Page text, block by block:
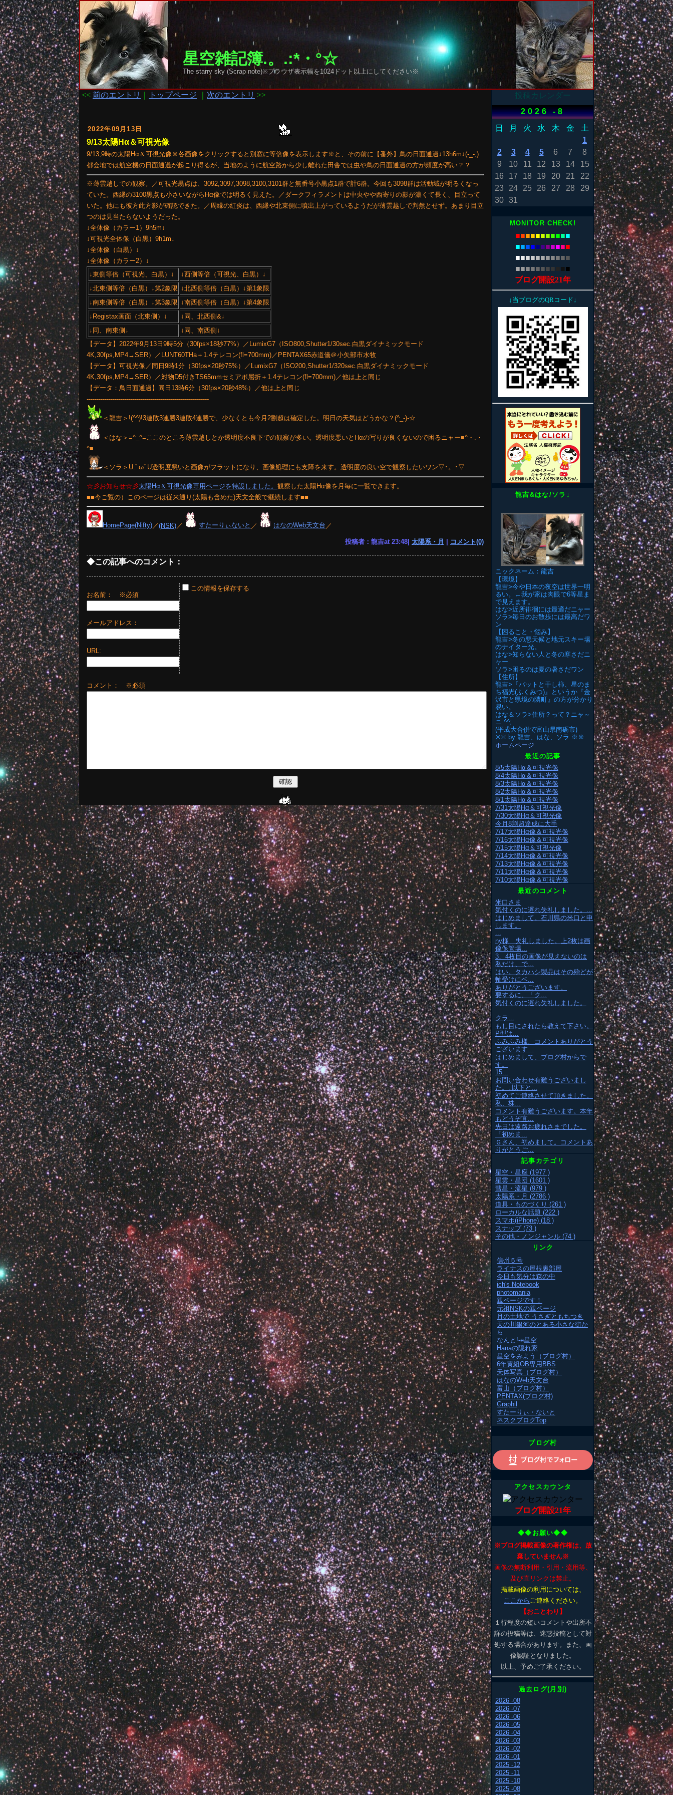
星空雑記簿.。.:*・°☆
The starry sky (Scrap note)※ブラウザ表示幅を1024ドット以上にしてください※
<< 前のエントリ トップページ 次のエントリ >>
2022年09月13日
9/13太陽Hα＆可視光像
9/13,9時の太陽Hα＆可視光像※各画像をクリックすると別窓に等倍像を表示します※と、その前に【番外】鳥の日面通過↓13h6m↓(-_-;)
都会地では航空機の日面通過が起こり得るが、当地のように航空路から少し離れた田舎では虫や鳥の日面通過の方が頻度が高い？？
※薄雲越しでの観察。／可視光黒点は、3092,3097,3098,3100,3101群と無番号小黒点1群で計6群。今回も3098群は活動域が明るくなっ
ていた。西縁の3100黒点も小さいながらHα像では明るく見えた。／ダークフィラメントは中央やや西寄りの影が濃くて長く、目立って
いた。他にも彼方此方影が確認できた。／周縁の紅炎は、西縁や北東側に噴出上がっているようだが薄雲越しで判然とせず。あまり目立
つのは見当たらないようだった。
↓全体像（カラー1）9h5m↓
↓可視光全体像（白黒）9h1m↓
↓全体像（白黒）↓
↓全体像（カラー2）↓
↓東側等倍（可視光、白黒）↓
↓西側等倍（可視光、白黒）↓
↓北東側等倍（白黒）↓第2象限 ↓北西側等倍（白黒）↓第1象限
↓南東側等倍（白黒）↓第3象限 ↓南西側等倍（白黒）↓第4象限
↓Registax画面（北東側）↓
↓同、北西側&↓
↓同、南東側↓
↓同、南西側↓
【データ】2022年9月13日9時5分（30fps×18秒77%）／LumixG7（ISO800,Shutter1/30sec.白黒ダイナミックモード
4K,30fps,MP4→SER）／LUNT60THa＋1.4テレコン(fl=700mm)／PENTAX65赤道儀＠小矢部市水牧
【データ】可視光像／同日9時1分（30fps×20秒75%）／LumixG7（ISO200,Shutter1/320sec.白黒ダイナミックモード
4K,30fps,MP4→SER）／対物D5付きTS65mmセミアポ屈折＋1.4テレコン(fl=700mm)／他は上と同じ
【データ：鳥日面通過】同日13時6分（30fps×20秒48%）／他は上と同じ
-------------------------------------------------------------
＜龍吉＞!(^^)!3連敗3連勝3連敗4連勝で、少なくとも今月2割超は確定した。明日の天気はどうかな？(^_-)-☆
＜はな＞=^_^=ここのところ薄雲越しとか透明度不良下での観察が多い。透明度悪いとHαの写りが良くないので困るニャー≡^・.・
^≡
＜ソラ＞U.ﾟωﾟU透明度悪いと画像がフラットになり、画像処理にも支障を来す。透明度の良い空で観察したいワン▽･。･▽
☆彡お知らせ☆彡太陽Hα＆可視光像専用ページを特設しました。 観察した太陽Hα像を月毎に一覧できます。
■■今ご覧の）このページは従来通り(太陽も含めた)天文全般で継続します■■
HomePage(Nifty) ／(NSK) ／ すたーりぃないと ／ はなのWeb天文台 ／
投稿者：龍吉at 23:48| 太陽系・月 コメント(0)
◆この記事へのコメント：
お名前： ※必須
メールアドレス：
URL:
この情報を保存する
コメント： ※必須
投稿カレンダー
2026 -8
日
月 火 水 木 金
土
1
2
3 4 5 6 7
8
9
10 11 12 13 14
15
16
17 18 19 20 21
22
23
24 25 26 27 28
29
30 31
MONITOR CHECK!
■■■■■■■■■■■
■■■■■■■■■■■
■■■■■■■■■■■
■■■■■■■■ ■■
ブログ開設21年
↓当ブログのQRコード↓
龍吉&はな/ソラ↓
ニックネーム：龍吉
【環境】
龍吉>今や日本の夜空は世界一明
るい。←我が家は肉眼で6等星ま
で見えます。
はな>近所徘徊には最適だニャー
ソラ>毎日のお散歩には最高だワ
ン
【困ること・悩み】
龍吉>冬の悪天候と地元スキー場
のナイター光。
はな>知らない人と冬の寒さだニ
ャー
ソラ>困るのは夏の暑さだワン
【住所】
龍吉>『バットと干し柿、星のま
ち福光(ふくみつ)』というか『金
沢市と県境の隣町』の方が分かり
易い。
はな＆ソラ>住所？って？ニャ～
ニ ^^;
(平成大合併で富山県南砺市)
※※ by 龍吉、はな、ソラ ※※
ホームページ
最近の記事
8/5太陽Hα＆可視光像
8/4太陽Hα＆可視光像
8/3太陽Hα＆可視光像
8/2太陽Hα＆可視光像
8/1太陽Hα＆可視光像
7/31太陽Hα＆可視光像
7/30太陽Hα＆可視光像
今月8割超達成に大手
7/17太陽Hα像＆可視光像
7/16太陽Hα像＆可視光像
7/15太陽Hα＆可視光像
7/14太陽Hα像＆可視光像
7/13太陽Hα像＆可視光像
7/11太陽Hα像＆可視光像
7/10太陽Hα像＆可視光像
最近のコメント
米口さま
気付くのに遅れ失礼しました。...
はじめまして。石川県の米口と申
します。
...
ny様 失礼しました。上2枚は画
像保管場...
3、4枚目の画像が見えないのは
私だけ、で...
はい。タカハシ製品はその殆どが
軸受けにベ...
ありがとうございます。
要するに、「ク...
気付くのに遅れ失礼しました。
クラ...
もし目にされたら教えて下さい。
P型は...
ふみふみ様、コメントありがとう
ございます...
はじめまして、ブログ村からで
す。
15...
お問い合わせ有難うございまし
た。↓以下と...
初めてご連絡させて頂きました。
私、株...
コメント有難うございます。本年
もどうぞ宜...
先日は遠路お疲れさまでした。
「初めま...
Ｇさん、初めまして。コメントあ
りがとうご...
記事カテゴリ
星空・星座 (1977 )
星雲・星団 (1601 )
彗星・流星 (979 )
太陽系・月 (2786 )
道具・ものづくり (261 )
ローカルな話題 (222 )
スマホ(iPhone) (18 )
スナップ (73 )
その他・ノンジャンル (74 )
リンク
信州５号
ライナスの屋根裏部屋
今日も気分は森の中
ich's Notebook
photomania
親ページです！
元祖NSKの親ページ
月の土地で うさぎともちつき
天の川銀河のとある小さな街か
ら
なんと!-e星空
Hanaの隠れ家
星空をみよう（ブログ村）
6年黄組OB専用BBS
天体写真（ブログ村）
はなのWeb天文台
富山（ブログ村）
PENTAX(ブログ村)
Graphil
すたーりぃ・ないと
ネスクブログTop
ブログ村
アクセスカウンタ
ブログ開設21年
◆◆お願い◆◆
※ブログ掲載画像の著作権は、放
棄していません※
画像の無断利用・引用・流用等、
及び直リンクは禁止。
掲載画像の利用については、
ここから ご連絡ください。
【おことわり】
１行程度の短いコメントや出所不
詳の投稿等は、迷惑投稿として対
処する場合があります。また、画
像認証となりました。
以上、予めご了承ください。
過去ログ(月別)
2026 -08
2026 -07
2026 -06
2026 -05
2026 -04
2026 -03
2026 -02
2026 -01
2025 -12
2025 -11
2025 -10
2025 -08